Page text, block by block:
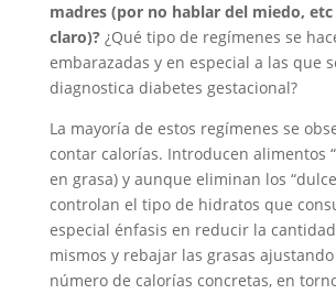
madres (por no hablar del miedo,
claro)? ¿Qué tipo de regímenes se
embarazadas y en especial a las que
diagnostica diabetes gestacional?
La mayoría de estos regímenes se
contar calorías. Introducen alimentos
en grasa) y aunque eliminan los
controlan el tipo de hidratos que
especial énfasis en reducir la
mismos y rebajar las grasas
número de calorías concretas, en